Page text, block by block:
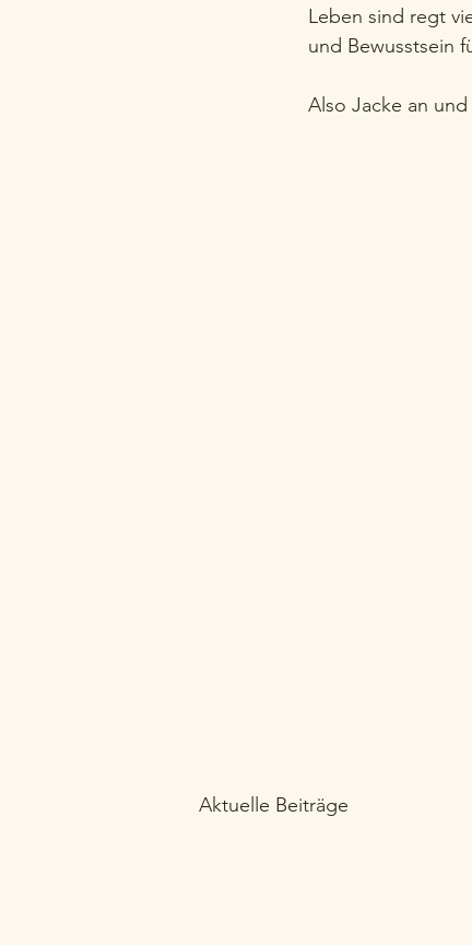
Leben sind regt
und Bewusstsein
Also Jacke an
Aktuelle Beiträge